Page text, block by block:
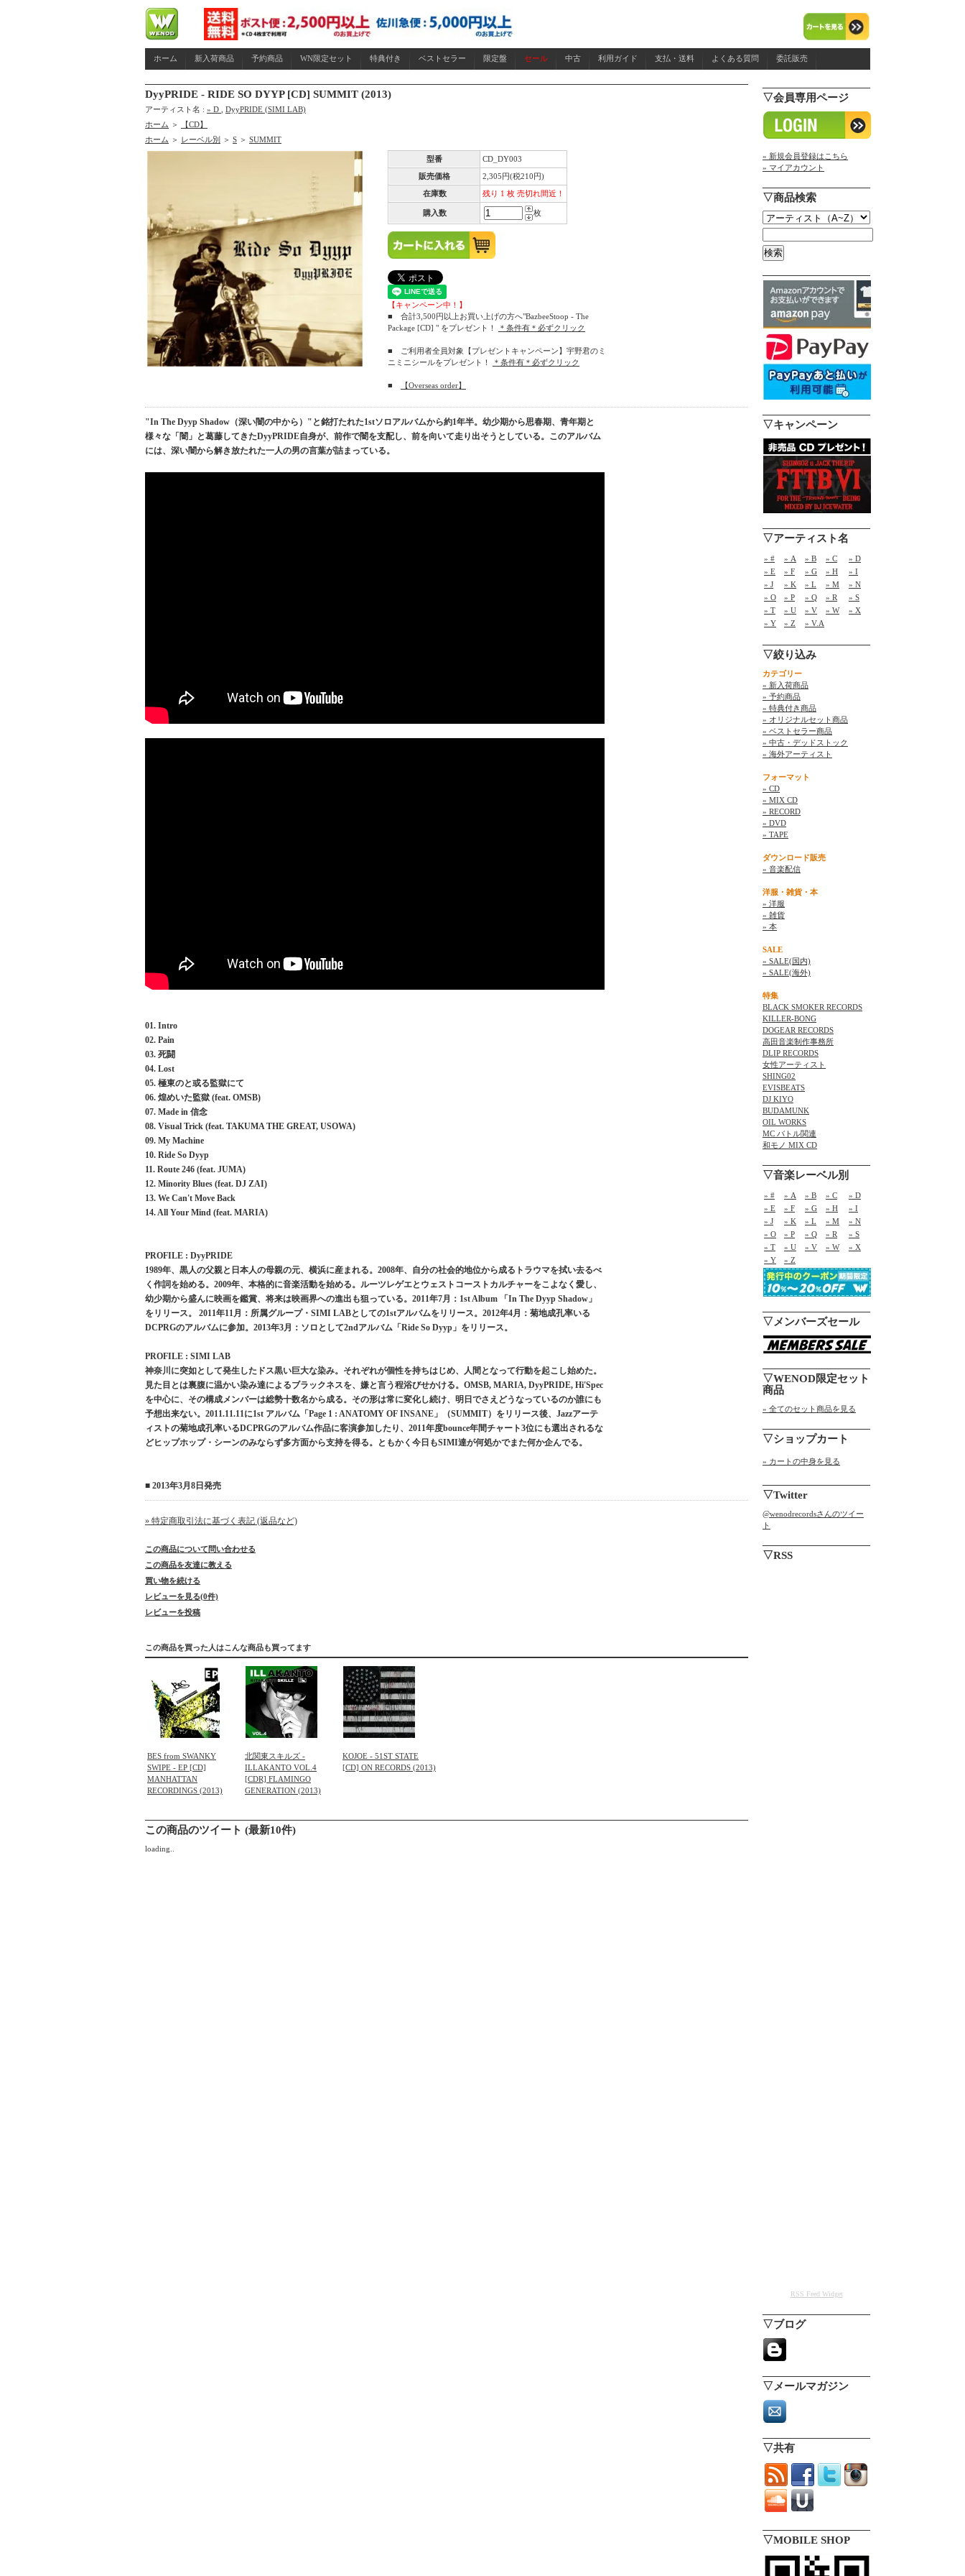
ホーム 新入荷商品 予約商品 WN限定セット 特典付き ベストセラー 限定盤 セール 中古 利用ガイド 支払・送料 よくある質問 委託販売
DyyPRIDE - RIDE SO DYYP [CD] SUMMIT (2013)
アーティスト名 : » D
DyyPRIDE (SIMI LAB)
ホーム ＞
【CD】
ホーム ＞ レーベル別 ＞ S ＞ SUMMIT
型番
CD_DY003
販売価格
2,305円(税210円)
在庫数
残り 1 枚 売切れ間近！
購入数 枚
【キャンペーン中！】
■ 合計3,500円以上お買い上げの方へ"BazbeeStoop - The
Package [CD] " をプレゼント！
＊条件有＊必ずクリック
■ ご利用者全員対象【プレゼントキャンペーン】宇野君のミ
ニミニシールをプレゼント！
＊条件有＊必ずクリック
■ 【Overseas order】
"In The Dyyp Shadow（深い闇の中から）"と銘打たれた1stソロアルバムから約1年半。幼少期から思春期、青年期と
様々な「闇」と葛藤してきたDyyPRIDE自身が、前作で闇を支配し、前を向いて走り出そうとしている。このアルバム
には、深い闇から解き放たれた一人の男の言葉が詰まっている。
01. Intro
02. Pain
03. 死闘
04. Lost
05. 極東のと或る監獄にて
06. 煌めいた監獄 (feat. OMSB)
07. Made in 信念
08. Visual Trick (feat. TAKUMA THE GREAT, USOWA)
09. My Machine
10. Ride So Dyyp
11. Route 246 (feat. JUMA)
12. Minority Blues (feat. DJ ZAI)
13. We Can't Move Back
14. All Your Mind (feat. MARIA)
PROFILE : DyyPRIDE
1989年、黒人の父親と日本人の母親の元、横浜に産まれる。2008年、自分の社会的地位から成るトラウマを拭い去るべ
く作詞を始める。2009年、本格的に音楽活動を始める。ルーツレゲエとウェストコーストカルチャーをこよなく愛し、
幼少期から盛んに映画を鑑賞、将来は映画界への進出も狙っている。2011年7月：1st Album 「In The Dyyp Shadow」
をリリース。 2011年11月：所属グループ・SIMI LABとしての1stアルバムをリリース。2012年4月：菊地成孔率いる
DCPRGのアルバムに参加。2013年3月：ソロとして2ndアルバム「Ride So Dyyp」をリリース。
PROFILE : SIMI LAB
神奈川に突如として発生したドス黒い巨大な染み。それぞれが個性を持ちはじめ、人間となって行動を起こし始めた。
見た目とは裏腹に温かい染み達によるブラックネスを、嫌と言う程浴びせかける。OMSB, MARIA, DyyPRIDE, Hi'Spec
を中心に、その構成メンバーは総勢十数名から成る。その形は常に変化し続け、明日でさえどうなっているのか誰にも
予想出来ない。2011.11.11に1st アルバム「Page 1 : ANATOMY OF INSANE」（SUMMIT）をリリース後、Jazzアーテ
ィストの菊地成孔率いるDCPRGのアルバム作品に客演参加したり、2011年度bounce年間チャート3位にも選出されるな
どヒップホップ・シーンのみならず多方面から支持を得る。ともかく今日もSIMI達が何処かでまた何か企んでる。
■ 2013年3月8日発売
» 特定商取引法に基づく表記 (返品など)
この商品について問い合わせる
この商品を友達に教える
買い物を続ける
レビューを見る(0件)
レビューを投稿
この商品を買った人はこんな商品も買ってます
BES from SWANKY
SWIPE - EP [CD]
MANHATTAN
RECORDINGS (2013)
北関東スキルズ -
ILLAKANTO VOL.4
[CDR] FLAMINGO
GENERATION (2013)
KOJOE - 51ST STATE
[CD] ON RECORDS (2013)
この商品のツイート (最新10件)
loading..
▽会員専用ページ
» 新規会員登録はこちら
» マイアカウント
▽商品検索
▽キャンペーン
▽アーティスト名
» # » A » B » C
» D
» E
» F » G » H
» I
» J
» K » L » M
» N
» O
» P » Q » R
» S
» T
» U » V » W
» X
» Y
» Z » V.A
▽絞り込み
カテゴリー
» 新入荷商品
» 予約商品
» 特典付き商品
» オリジナルセット商品
» ベストセラー商品
» 中古・デッドストック
» 海外アーティスト
フォーマット
» CD
» MIX CD
» RECORD
» DVD
» TAPE
ダウンロード販売
» 音楽配信
洋服・雑貨・本
» 洋服
» 雑貨
» 本
SALE
» SALE(国内)
» SALE(海外)
特集
BLACK SMOKER RECORDS
KILLER-BONG
DOGEAR RECORDS
高田音楽制作事務所
DLIP RECORDS
女性アーティスト
SHING02
EVISBEATS
DJ KIYO
BUDAMUNK
OIL WORKS
MC バトル関連
和モノ MIX CD
▽音楽レーベル別
» # » A » B » C
» D
» E
» F » G » H
» I
» J
» K » L » M
» N
» O
» P » Q » R
» S
» T
» U » V » W
» X
» Y
» Z
▽メンバーズセール
▽WENOD限定セット
商品
» 全てのセット商品を見る
▽ショップカート
» カートの中身を見る
▽Twitter
@wenodrecordsさんのツイー
ト
▽RSS
RSS Feed Widget
▽ブログ
▽メールマガジン
▽共有
▽MOBILE SHOP